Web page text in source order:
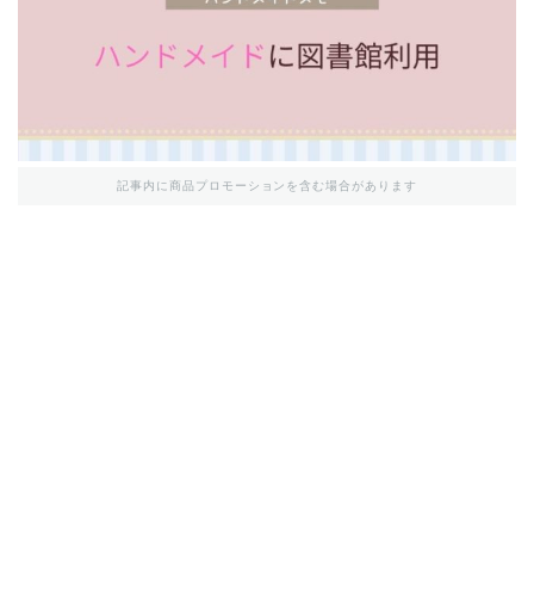
記事内に商品プロモーションを含む場合があります